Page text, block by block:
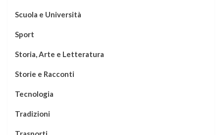
Scuola e Università
Sport
Storia, Arte e Letteratura
Storie e Racconti
Tecnologia
Tradizioni